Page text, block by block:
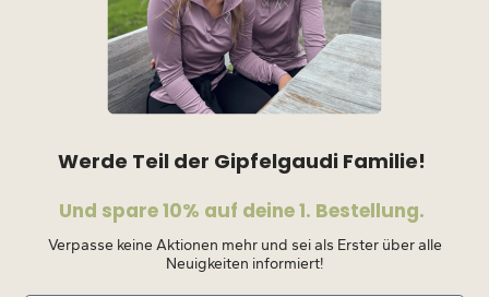
Werde Teil der Gipfelgaudi Familie!
Und spare 10% auf deine 1. Bestellung.
Verpasse keine Aktionen mehr und sei als Erster über alle
Neuigkeiten informiert!